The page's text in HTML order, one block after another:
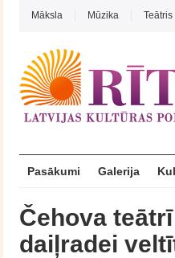
Māksla Mūzika Teātris
Pasākumi Galerija
Čehova
daiļradei